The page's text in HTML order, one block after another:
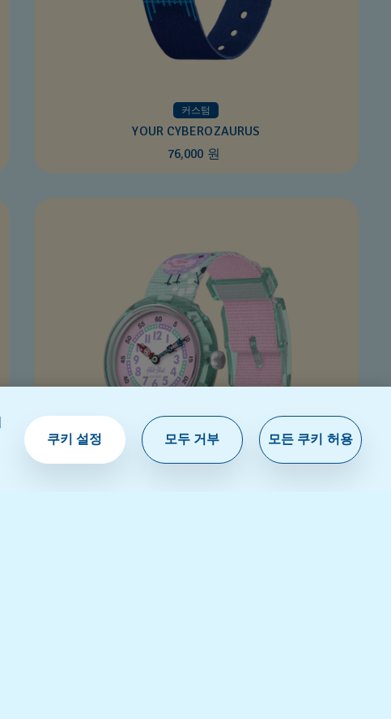
커스텀
YOUR CYBEROZAURUS
76,000 원
쿠키 설정 모두 거부 모든 쿠키 허용